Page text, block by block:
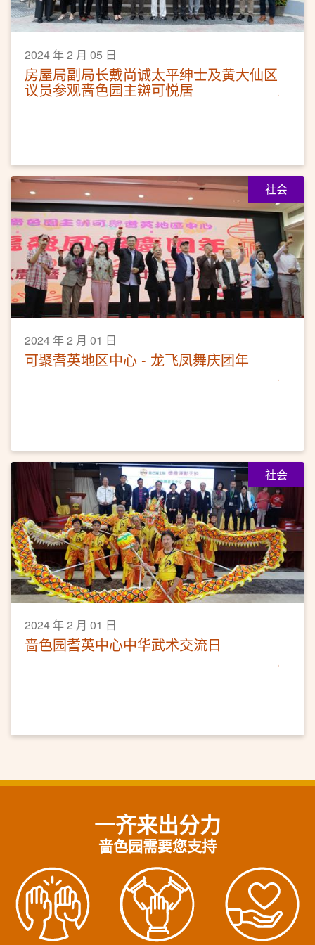
2024 年 2 月 05 日
房屋局副局长戴尚诚太平绅士及黄大仙区
议员参观啬色园主辬可悦居
社会
2024 年 2 月 01 日
可聚耆英地区中心 - 龙飞凤舞庆团年
社会
2024 年 2 月 01 日
啬色园耆英中心中华武术交流日
一齐来出分力
啬色园需要您支持